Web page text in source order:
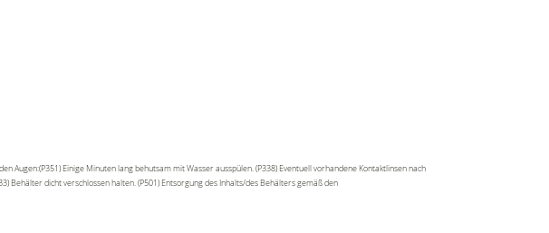
Augen:(P351) Einige Minuten lang behutsam mit Wasser ausspülen. (P338) Eventuell vorhandene Kontaktlinsen nach
dicht verschlossen halten. (P501) Entsorgung des Inhalts/des Behälters gemäß den